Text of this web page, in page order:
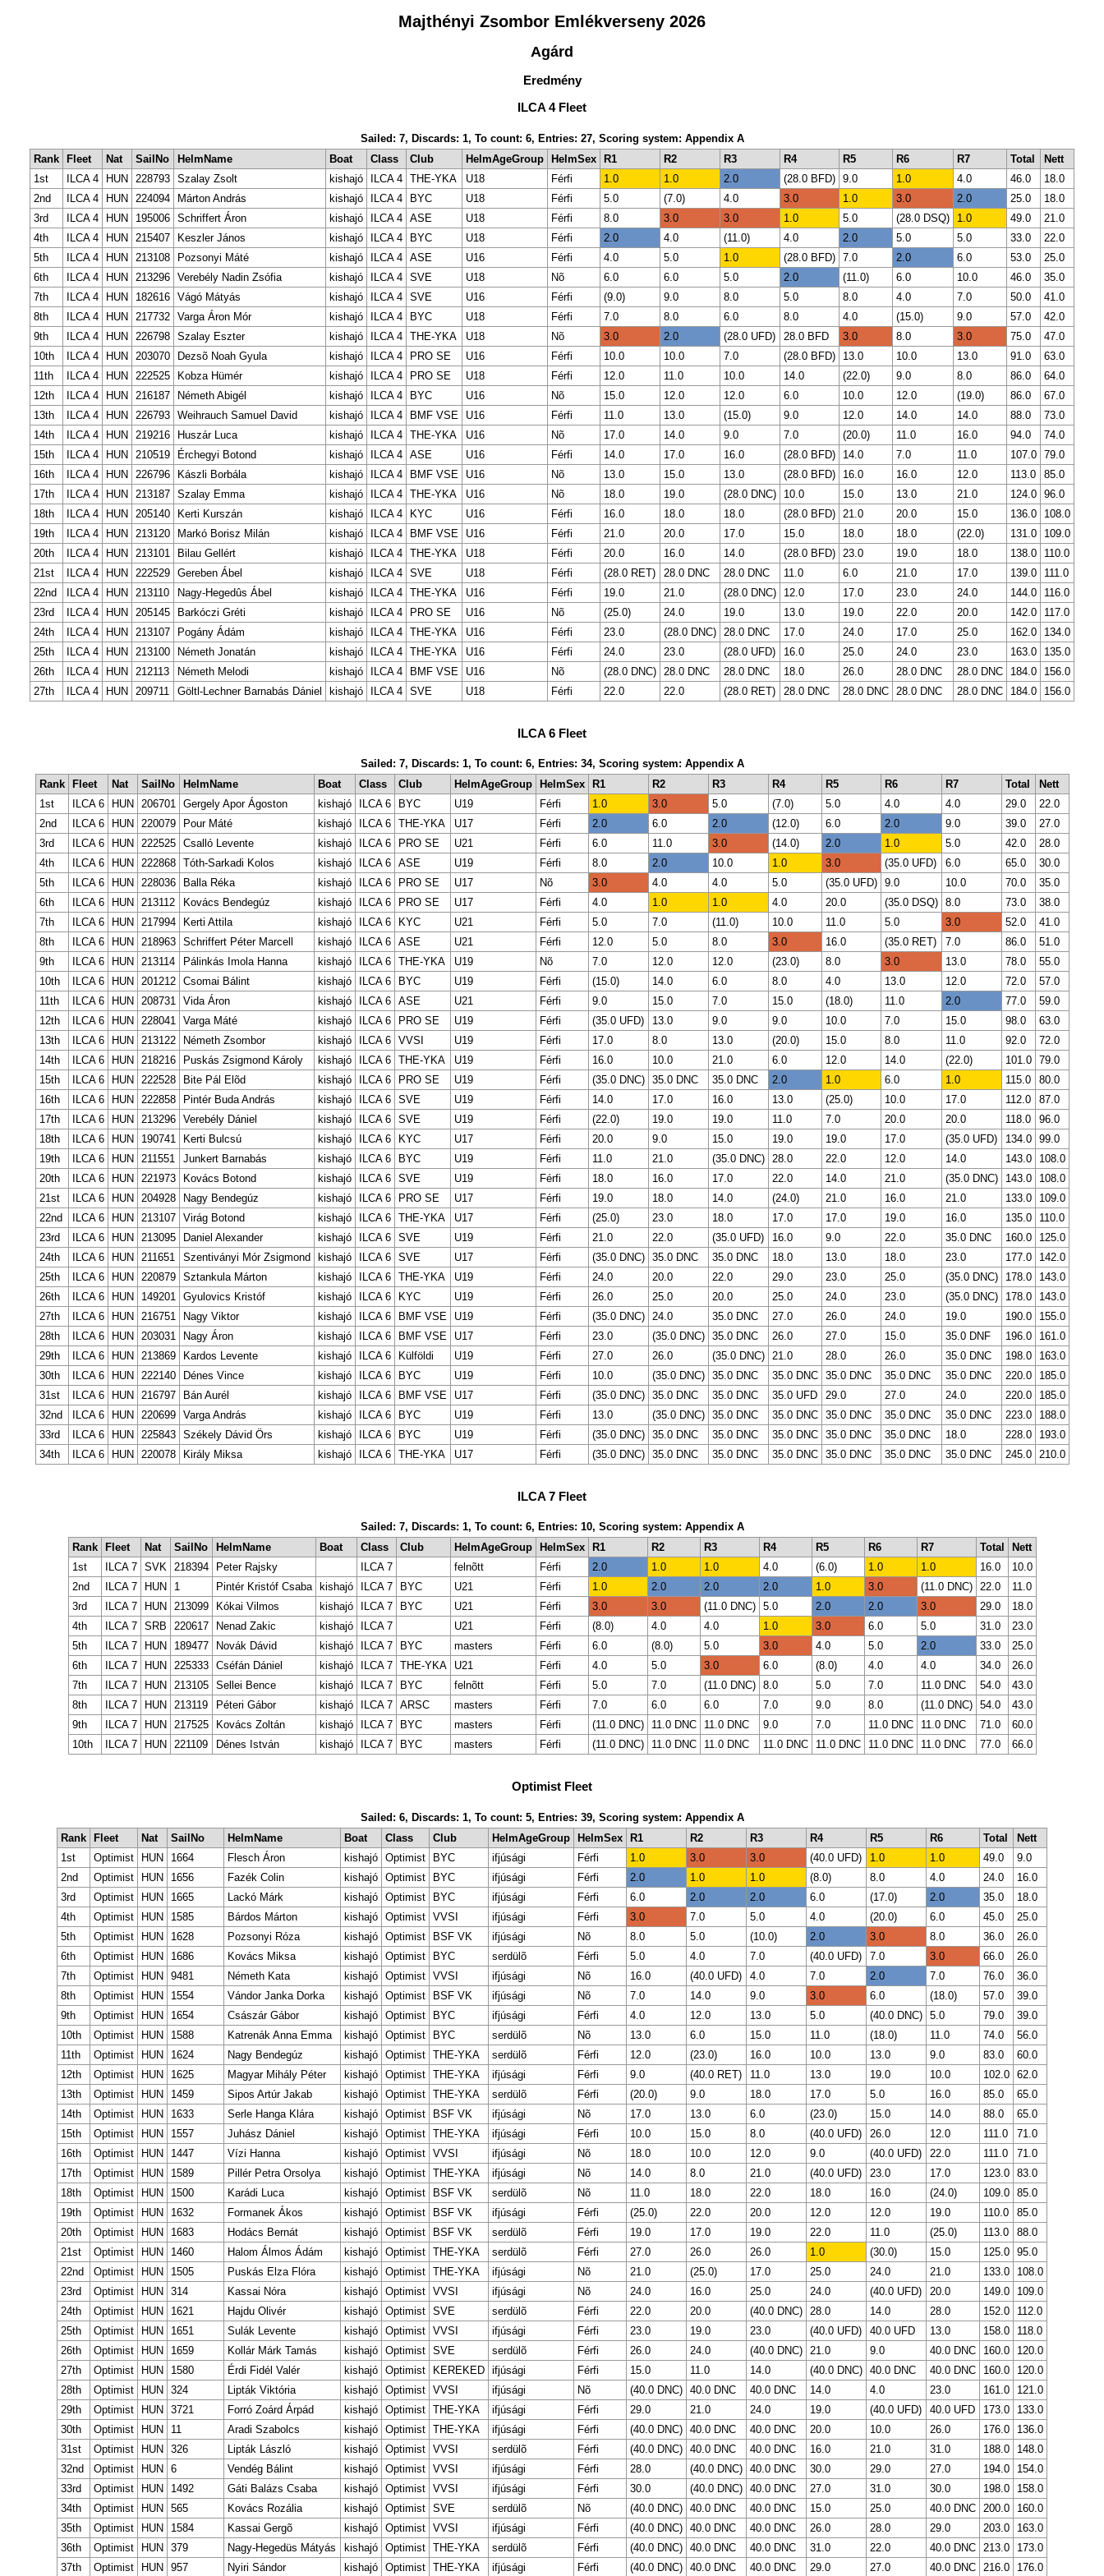
Majthényi Zsombor Emlékverseny 2026
Agárd
Eredmény
ILCA 4 Fleet
Sailed: 7, Discards: 1, To count: 6, Entries: 27, Scoring system: Appendix A
Rank Fleet Nat SailNo HelmName Boat Class Club HelmAgeGroup HelmSex R1 R2 R3 R4 R5 R6 R7 Total
Nett
1st
ILCA 4 HUN 228793 Szalay Zsolt kishajó ILCA 4 THE-YKA U18 Férfi 1.0 1.0 2.0 (28.0 BFD) 9.0 1.0 4.0 46.0
18.0
2nd
ILCA 4 HUN 224094 Márton András kishajó ILCA 4 BYC U18 Férfi 5.0 (7.0) 4.0 3.0 1.0 3.0 2.0 25.0
18.0
3rd
ILCA 4 HUN 195006 Schriffert Áron kishajó ILCA 4 ASE U18 Férfi 8.0 3.0 3.0 1.0 5.0 (28.0 DSQ) 1.0 49.0
21.0
4th
ILCA 4 HUN 215407 Keszler János kishajó ILCA 4 BYC U18 Férfi 2.0 4.0 (11.0) 4.0 2.0 5.0 5.0 33.0
22.0
5th
ILCA 4 HUN 213108 Pozsonyi Máté kishajó ILCA 4 ASE U16 Férfi 4.0 5.0 1.0 (28.0 BFD) 7.0 2.0 6.0 53.0
25.0
6th
ILCA 4 HUN 213296 Verebély Nadin Zsófia kishajó ILCA 4 SVE U18 Nõ 6.0 6.0 5.0 2.0 (11.0) 6.0 10.0 46.0
35.0
7th
ILCA 4 HUN 182616 Vágó Mátyás kishajó ILCA 4 SVE U16 Férfi (9.0) 9.0 8.0 5.0 8.0 4.0 7.0 50.0
41.0
8th
ILCA 4 HUN 217732 Varga Áron Mór kishajó ILCA 4 BYC U18 Férfi 7.0 8.0 6.0 8.0 4.0 (15.0) 9.0 57.0
42.0
9th
ILCA 4 HUN 226798 Szalay Eszter kishajó ILCA 4 THE-YKA U18 Nõ 3.0 2.0 (28.0 UFD) 28.0 BFD 3.0 8.0 3.0 75.0
47.0
10th
ILCA 4 HUN 203070 Dezsõ Noah Gyula kishajó ILCA 4 PRO SE U16 Férfi 10.0 10.0 7.0 (28.0 BFD) 13.0 10.0 13.0 91.0
63.0
11th
ILCA 4 HUN 222525 Kobza Hümér kishajó ILCA 4 PRO SE U18 Férfi 12.0 11.0 10.0 14.0 (22.0) 9.0 8.0 86.0
64.0
12th
ILCA 4 HUN 216187 Németh Abigél kishajó ILCA 4 BYC U16 Nõ 15.0 12.0 12.0 6.0 10.0 12.0 (19.0) 86.0
67.0
13th
ILCA 4 HUN 226793 Weihrauch Samuel David kishajó ILCA 4 BMF VSE U16 Férfi 11.0 13.0 (15.0) 9.0 12.0 14.0 14.0 88.0
73.0
14th
ILCA 4 HUN 219216 Huszár Luca kishajó ILCA 4 THE-YKA U16 Nõ 17.0 14.0 9.0 7.0 (20.0) 11.0 16.0 94.0
74.0
15th
ILCA 4 HUN 210519 Érchegyi Botond kishajó ILCA 4 ASE U16 Férfi 14.0 17.0 16.0 (28.0 BFD) 14.0 7.0 11.0 107.0 79.0
16th
ILCA 4 HUN 226796 Kászli Borbála kishajó ILCA 4 BMF VSE U16 Nõ 13.0 15.0 13.0 (28.0 BFD) 16.0 16.0 12.0 113.0
85.0
17th
ILCA 4 HUN 213187 Szalay Emma kishajó ILCA 4 THE-YKA U16 Nõ 18.0 19.0 (28.0 DNC) 10.0 15.0 13.0 21.0 124.0 96.0
18th
ILCA 4 HUN 205140 Kerti Kurszán kishajó ILCA 4 KYC U16 Férfi 16.0 18.0 18.0 (28.0 BFD) 21.0 20.0 15.0 136.0
108.0
19th
ILCA 4 HUN 213120 Markó Borisz Milán kishajó ILCA 4 BMF VSE U16 Férfi 21.0 20.0 17.0 15.0 18.0 18.0 (22.0) 131.0
109.0
20th
ILCA 4 HUN 213101 Bilau Gellért kishajó ILCA 4 THE-YKA U18 Férfi 20.0 16.0 14.0 (28.0 BFD) 23.0 19.0 18.0 138.0
110.0
21st
ILCA 4 HUN 222529 Gereben Ábel kishajó ILCA 4 SVE U18 Férfi (28.0 RET) 28.0 DNC 28.0 DNC 11.0 6.0 21.0 17.0 139.0
111.0
22nd
ILCA 4 HUN 213110 Nagy-Hegedûs Ábel kishajó ILCA 4 THE-YKA U16 Férfi 19.0 21.0 (28.0 DNC) 12.0 17.0 23.0 24.0 144.0
116.0
23rd
ILCA 4 HUN 205145 Barkóczi Gréti kishajó ILCA 4 PRO SE U16 Nõ (25.0) 24.0 19.0 13.0 19.0 22.0 20.0 142.0
117.0
24th
ILCA 4 HUN 213107 Pogány Ádám kishajó ILCA 4 THE-YKA U16 Férfi 23.0 (28.0 DNC) 28.0 DNC 17.0 24.0 17.0 25.0 162.0
134.0
25th
ILCA 4 HUN 213100 Németh Jonatán kishajó ILCA 4 THE-YKA U16 Férfi 24.0 23.0 (28.0 UFD) 16.0 25.0 24.0 23.0 163.0
135.0
26th
ILCA 4 HUN 212113 Németh Melodi kishajó ILCA 4 BMF VSE U16 Nõ (28.0 DNC) 28.0 DNC 28.0 DNC 18.0 26.0 28.0 DNC 28.0 DNC 184.0
156.0
27th
ILCA 4 HUN 209711 Göltl-Lechner Barnabás Dániel kishajó ILCA 4 SVE U18 Férfi 22.0 22.0 (28.0 RET) 28.0 DNC 28.0 DNC 28.0 DNC 28.0 DNC 184.0 156.0
ILCA 6 Fleet
Sailed: 7, Discards: 1, To count: 6, Entries: 34, Scoring system: Appendix A
Rank
Fleet Nat SailNo HelmName Boat Class Club HelmAgeGroup HelmSex R1 R2 R3 R4 R5 R6 R7 Total
Nett
1st
ILCA 6 HUN 206701 Gergely Apor Ágoston kishajó ILCA 6 BYC U19 Férfi 1.0 3.0 5.0 (7.0) 5.0 4.0 4.0 29.0
22.0
2nd
ILCA 6 HUN 220079 Pour Máté kishajó ILCA 6 THE-YKA U17 Férfi 2.0 6.0 2.0 (12.0) 6.0 2.0 9.0 39.0
27.0
3rd
ILCA 6 HUN 222525 Csalló Levente kishajó ILCA 6 PRO SE U21 Férfi 6.0 11.0 3.0 (14.0) 2.0 1.0 5.0 42.0
28.0
4th
ILCA 6 HUN 222868 Tóth-Sarkadi Kolos kishajó ILCA 6 ASE U19 Férfi 8.0 2.0 10.0 1.0 3.0 (35.0 UFD) 6.0 65.0
30.0
5th
ILCA 6 HUN 228036 Balla Réka kishajó ILCA 6 PRO SE U17 Nõ 3.0 4.0 4.0 5.0 (35.0 UFD) 9.0 10.0 70.0
35.0
6th
ILCA 6 HUN 213112 Kovács Bendegúz kishajó ILCA 6 PRO SE U17 Férfi 4.0 1.0 1.0 4.0 20.0 (35.0 DSQ) 8.0 73.0
38.0
7th
ILCA 6 HUN 217994 Kerti Attila kishajó ILCA 6 KYC U21 Férfi 5.0 7.0 (11.0) 10.0 11.0 5.0 3.0 52.0
41.0
8th
ILCA 6 HUN 218963 Schriffert Péter Marcell kishajó ILCA 6 ASE U21 Férfi 12.0 5.0 8.0 3.0 16.0 (35.0 RET) 7.0 86.0
51.0
9th
ILCA 6 HUN 213114 Pálinkás Imola Hanna kishajó ILCA 6 THE-YKA U19 Nõ 7.0 12.0 12.0 (23.0) 8.0 3.0 13.0 78.0
55.0
10th
ILCA 6 HUN 201212 Csomai Bálint kishajó ILCA 6 BYC U19 Férfi (15.0) 14.0 6.0 8.0 4.0 13.0 12.0 72.0
57.0
11th
ILCA 6 HUN 208731 Vida Áron kishajó ILCA 6 ASE U21 Férfi 9.0 15.0 7.0 15.0 (18.0) 11.0 2.0 77.0
59.0
12th
ILCA 6 HUN 228041 Varga Máté kishajó ILCA 6 PRO SE U19 Férfi (35.0 UFD) 13.0 9.0 9.0 10.0 7.0 15.0 98.0
63.0
13th
ILCA 6 HUN 213122 Németh Zsombor kishajó ILCA 6 VVSI U19 Férfi 17.0 8.0 13.0 (20.0) 15.0 8.0 11.0 92.0
72.0
14th
ILCA 6 HUN 218216 Puskás Zsigmond Károly kishajó ILCA 6 THE-YKA U19 Férfi 16.0 10.0 21.0 6.0 12.0 14.0 (22.0) 101.0
79.0
15th
ILCA 6 HUN 222528 Bite Pál Elõd kishajó ILCA 6 PRO SE U19 Férfi (35.0 DNC) 35.0 DNC 35.0 DNC 2.0 1.0 6.0 1.0 115.0
80.0
16th
ILCA 6 HUN 222858 Pintér Buda András kishajó ILCA 6 SVE U19 Férfi 14.0 17.0 16.0 13.0 (25.0) 10.0 17.0 112.0
87.0
17th
ILCA 6 HUN 213296 Verebély Dániel kishajó ILCA 6 SVE U19 Férfi (22.0) 19.0 19.0 11.0 7.0 20.0 20.0 118.0
96.0
18th
ILCA 6 HUN 190741 Kerti Bulcsú kishajó ILCA 6 KYC U17 Férfi 20.0 9.0 15.0 19.0 19.0 17.0 (35.0 UFD) 134.0
99.0
19th
ILCA 6 HUN 211551 Junkert Barnabás kishajó ILCA 6 BYC U19 Férfi 11.0 21.0 (35.0 DNC) 28.0 22.0 12.0 14.0 143.0
108.0
20th
ILCA 6 HUN 221973 Kovács Botond kishajó ILCA 6 SVE U19 Férfi 18.0 16.0 17.0 22.0 14.0 21.0 (35.0 DNC) 143.0
108.0
21st
ILCA 6 HUN 204928 Nagy Bendegúz kishajó ILCA 6 PRO SE U17 Férfi 19.0 18.0 14.0 (24.0) 21.0 16.0 21.0 133.0
109.0
22nd
ILCA 6 HUN 213107 Virág Botond kishajó ILCA 6 THE-YKA U17 Férfi (25.0) 23.0 18.0 17.0 17.0 19.0 16.0 135.0
110.0
23rd
ILCA 6 HUN 213095 Daniel Alexander kishajó ILCA 6 SVE U19 Férfi 21.0 22.0 (35.0 UFD) 16.0 9.0 22.0 35.0 DNC 160.0
125.0
24th
ILCA 6 HUN 211651 Szentiványi Mór Zsigmond kishajó ILCA 6 SVE U17 Férfi (35.0 DNC) 35.0 DNC 35.0 DNC 18.0 13.0 18.0 23.0 177.0
142.0
25th
ILCA 6 HUN 220879 Sztankula Márton kishajó ILCA 6 THE-YKA U19 Férfi 24.0 20.0 22.0 29.0 23.0 25.0 (35.0 DNC) 178.0
143.0
26th
ILCA 6 HUN 149201 Gyulovics Kristóf kishajó ILCA 6 KYC U19 Férfi 26.0 25.0 20.0 25.0 24.0 23.0 (35.0 DNC) 178.0
143.0
27th
ILCA 6 HUN 216751 Nagy Viktor kishajó ILCA 6 BMF VSE U19 Férfi (35.0 DNC) 24.0 35.0 DNC 27.0 26.0 24.0 19.0 190.0
155.0
28th
ILCA 6 HUN 203031 Nagy Áron kishajó ILCA 6 BMF VSE U17 Férfi 23.0 (35.0 DNC) 35.0 DNC 26.0 27.0 15.0 35.0 DNF 196.0
161.0
29th
ILCA 6 HUN 213869 Kardos Levente kishajó ILCA 6 Külföldi U19 Férfi 27.0 26.0 (35.0 DNC) 21.0 28.0 26.0 35.0 DNC 198.0
163.0
30th
ILCA 6 HUN 222140 Dénes Vince kishajó ILCA 6 BYC U19 Férfi 10.0 (35.0 DNC) 35.0 DNC 35.0 DNC 35.0 DNC 35.0 DNC 35.0 DNC 220.0
185.0
31st
ILCA 6 HUN 216797 Bán Aurél kishajó ILCA 6 BMF VSE U17 Férfi (35.0 DNC) 35.0 DNC 35.0 DNC 35.0 UFD 29.0 27.0 24.0 220.0
185.0
32nd
ILCA 6 HUN 220699 Varga András kishajó ILCA 6 BYC U19 Férfi 13.0 (35.0 DNC) 35.0 DNC 35.0 DNC 35.0 DNC 35.0 DNC 35.0 DNC 223.0
188.0
33rd
ILCA 6 HUN 225843 Székely Dávid Örs kishajó ILCA 6 BYC U19 Férfi (35.0 DNC) 35.0 DNC 35.0 DNC 35.0 DNC 35.0 DNC 35.0 DNC 18.0 228.0
193.0
34th
ILCA 6 HUN 220078 Király Miksa kishajó ILCA 6 THE-YKA U17 Férfi (35.0 DNC) 35.0 DNC 35.0 DNC 35.0 DNC 35.0 DNC 35.0 DNC 35.0 DNC 245.0 210.0
ILCA 7 Fleet
Sailed: 7, Discards: 1, To count: 6, Entries: 10, Scoring system: Appendix A
Rank
Fleet Nat SailNo HelmName Boat Class Club HelmAgeGroup HelmSex R1 R2 R3 R4 R5 R6 R7 Total
Nett
1st
ILCA 7 SVK 218394 Peter Rajsky ILCA 7 felnõtt Férfi 2.0 1.0 1.0 4.0 (6.0) 1.0 1.0 16.0
10.0
2nd
ILCA 7 HUN 1 Pintér Kristóf Csaba kishajó ILCA 7 BYC U21 Férfi 1.0 2.0 2.0 2.0 1.0 3.0 (11.0 DNC) 22.0
11.0
3rd
ILCA 7 HUN 213099 Kókai Vilmos kishajó ILCA 7 BYC U21 Férfi 3.0 3.0 (11.0 DNC) 5.0 2.0 2.0 3.0 29.0
18.0
4th
ILCA 7 SRB 220617 Nenad Zakic kishajó ILCA 7 U21 Férfi (8.0) 4.0 4.0 1.0 3.0 6.0 5.0 31.0
23.0
5th
ILCA 7 HUN 189477 Novák Dávid kishajó ILCA 7 BYC masters Férfi 6.0 (8.0) 5.0 3.0 4.0 5.0 2.0 33.0
25.0
6th
ILCA 7 HUN 225333 Cséfán Dániel kishajó ILCA 7 THE-YKA U21 Férfi 4.0 5.0 3.0 6.0 (8.0) 4.0 4.0 34.0
26.0
7th
ILCA 7 HUN 213105 Sellei Bence kishajó ILCA 7 BYC felnõtt Férfi 5.0 7.0 (11.0 DNC) 8.0 5.0 7.0 11.0 DNC 54.0
43.0
8th
ILCA 7 HUN 213119 Péteri Gábor kishajó ILCA 7 ARSC masters Férfi 7.0 6.0 6.0 7.0 9.0 8.0 (11.0 DNC) 54.0
43.0
9th
ILCA 7 HUN 217525 Kovács Zoltán kishajó ILCA 7 BYC masters Férfi (11.0 DNC) 11.0 DNC 11.0 DNC 9.0 7.0 11.0 DNC 11.0 DNC 71.0
60.0
10th
ILCA 7 HUN 221109 Dénes István kishajó ILCA 7 BYC masters Férfi (11.0 DNC) 11.0 DNC 11.0 DNC 11.0 DNC 11.0 DNC 11.0 DNC 11.0 DNC 77.0 66.0
Optimist Fleet
Sailed: 6, Discards: 1, To count: 5, Entries: 39, Scoring system: Appendix A
Rank Fleet Nat SailNo HelmName Boat Class Club HelmAgeGroup HelmSex R1 R2 R3 R4 R5 R6 Total
Nett
1st
Optimist HUN 1664 Flesch Áron kishajó Optimist BYC ifjúsági Férfi 1.0 3.0 3.0 (40.0 UFD) 1.0 1.0 49.0
9.0
2nd
Optimist HUN 1656 Fazék Colin kishajó Optimist BYC ifjúsági Férfi 2.0 1.0 1.0 (8.0) 8.0 4.0 24.0
16.0
3rd
Optimist HUN 1665 Lackó Márk kishajó Optimist BYC ifjúsági Férfi 6.0 2.0 2.0 6.0 (17.0) 2.0 35.0
18.0
4th
Optimist HUN 1585 Bárdos Márton kishajó Optimist VVSI ifjúsági Férfi 3.0 7.0 5.0 4.0 (20.0) 6.0 45.0
25.0
5th
Optimist HUN 1628 Pozsonyi Róza kishajó Optimist BSF VK ifjúsági Nõ 8.0 5.0 (10.0) 2.0 3.0 8.0 36.0
26.0
6th
Optimist HUN 1686 Kovács Miksa kishajó Optimist BYC serdülõ Férfi 5.0 4.0 7.0 (40.0 UFD) 7.0 3.0 66.0
26.0
7th
Optimist HUN 9481 Németh Kata kishajó Optimist VVSI ifjúsági Nõ 16.0 (40.0 UFD) 4.0 7.0 2.0 7.0 76.0
36.0
8th
Optimist HUN 1554 Vándor Janka Dorka kishajó Optimist BSF VK ifjúsági Nõ 7.0 14.0 9.0 3.0 6.0 (18.0) 57.0
39.0
9th
Optimist HUN 1654 Császár Gábor kishajó Optimist BYC ifjúsági Férfi 4.0 12.0 13.0 5.0 (40.0 DNC) 5.0 79.0
39.0
10th
Optimist HUN 1588 Katrenák Anna Emma kishajó Optimist BYC serdülõ Nõ 13.0 6.0 15.0 11.0 (18.0) 11.0 74.0
56.0
11th
Optimist HUN 1624 Nagy Bendegúz kishajó Optimist THE-YKA serdülõ Férfi 12.0 (23.0) 16.0 10.0 13.0 9.0 83.0
60.0
12th
Optimist HUN 1625 Magyar Mihály Péter kishajó Optimist THE-YKA ifjúsági Férfi 9.0 (40.0 RET) 11.0 13.0 19.0 10.0 102.0 62.0
13th
Optimist HUN 1459 Sipos Artúr Jakab kishajó Optimist THE-YKA serdülõ Férfi (20.0) 9.0 18.0 17.0 5.0 16.0 85.0
65.0
14th
Optimist HUN 1633 Serle Hanga Klára kishajó Optimist BSF VK ifjúsági Nõ 17.0 13.0 6.0 (23.0) 15.0 14.0 88.0
65.0
15th
Optimist HUN 1557 Juhász Dániel kishajó Optimist THE-YKA ifjúsági Férfi 10.0 15.0 8.0 (40.0 UFD) 26.0 12.0 111.0
71.0
16th
Optimist HUN 1447 Vízi Hanna kishajó Optimist VVSI ifjúsági Nõ 18.0 10.0 12.0 9.0 (40.0 UFD) 22.0 111.0
71.0
17th
Optimist HUN 1589 Pillér Petra Orsolya kishajó Optimist THE-YKA ifjúsági Nõ 14.0 8.0 21.0 (40.0 UFD) 23.0 17.0 123.0 83.0
18th
Optimist HUN 1500 Karádi Luca kishajó Optimist BSF VK serdülõ Nõ 11.0 18.0 22.0 18.0 16.0 (24.0) 109.0 85.0
19th
Optimist HUN 1632 Formanek Ákos kishajó Optimist BSF VK ifjúsági Férfi (25.0) 22.0 20.0 12.0 12.0 19.0 110.0
85.0
20th
Optimist HUN 1683 Hodács Bernát kishajó Optimist BSF VK serdülõ Férfi 19.0 17.0 19.0 22.0 11.0 (25.0) 113.0
88.0
21st
Optimist HUN 1460 Halom Álmos Ádám kishajó Optimist THE-YKA serdülõ Férfi 27.0 26.0 26.0 1.0 (30.0) 15.0 125.0 95.0
22nd
Optimist HUN 1505 Puskás Elza Flóra kishajó Optimist THE-YKA ifjúsági Nõ 21.0 (25.0) 17.0 25.0 24.0 21.0 133.0
108.0
23rd
Optimist HUN 314 Kassai Nóra kishajó Optimist VVSI ifjúsági Nõ 24.0 16.0 25.0 24.0 (40.0 UFD) 20.0 149.0
109.0
24th
Optimist HUN 1621 Hajdu Olivér kishajó Optimist SVE serdülõ Férfi 22.0 20.0 (40.0 DNC) 28.0 14.0 28.0 152.0
112.0
25th
Optimist HUN 1651 Sulák Levente kishajó Optimist VVSI ifjúsági Férfi 23.0 19.0 23.0 (40.0 UFD) 40.0 UFD 13.0 158.0
118.0
26th
Optimist HUN 1659 Kollár Márk Tamás kishajó Optimist SVE serdülõ Férfi 26.0 24.0 (40.0 DNC) 21.0 9.0 40.0 DNC 160.0
120.0
27th
Optimist HUN 1580 Érdi Fidél Valér kishajó Optimist KEREKED ifjúsági Férfi 15.0 11.0 14.0 (40.0 DNC) 40.0 DNC 40.0 DNC 160.0
120.0
28th
Optimist HUN 324 Lipták Viktória kishajó Optimist VVSI ifjúsági Nõ (40.0 DNC) 40.0 DNC 40.0 DNC 14.0 4.0 23.0 161.0
121.0
29th
Optimist HUN 3721 Forró Zoárd Árpád kishajó Optimist THE-YKA ifjúsági Férfi 29.0 21.0 24.0 19.0 (40.0 UFD) 40.0 UFD 173.0
133.0
30th
Optimist HUN 11 Aradi Szabolcs kishajó Optimist THE-YKA ifjúsági Férfi (40.0 DNC) 40.0 DNC 40.0 DNC 20.0 10.0 26.0 176.0
136.0
31st
Optimist HUN 326 Lipták László kishajó Optimist VVSI serdülõ Férfi (40.0 DNC) 40.0 DNC 40.0 DNC 16.0 21.0 31.0 188.0
148.0
32nd
Optimist HUN 6 Vendég Bálint kishajó Optimist VVSI ifjúsági Férfi 28.0 (40.0 DNC) 40.0 DNC 30.0 29.0 27.0 194.0
154.0
33rd
Optimist HUN 1492 Gáti Balázs Csaba kishajó Optimist VVSI ifjúsági Férfi 30.0 (40.0 DNC) 40.0 DNC 27.0 31.0 30.0 198.0
158.0
34th
Optimist HUN 565 Kovács Rozália kishajó Optimist SVE serdülõ Nõ (40.0 DNC) 40.0 DNC 40.0 DNC 15.0 25.0 40.0 DNC 200.0
160.0
35th
Optimist HUN 1584 Kassai Gergõ kishajó Optimist VVSI ifjúsági Férfi (40.0 DNC) 40.0 DNC 40.0 DNC 26.0 28.0 29.0 203.0
163.0
36th
Optimist HUN 379 Nagy-Hegedüs Mátyás kishajó Optimist THE-YKA serdülõ Férfi (40.0 DNC) 40.0 DNC 40.0 DNC 31.0 22.0 40.0 DNC 213.0
173.0
37th
Optimist HUN 957 Nyiri Sándor kishajó Optimist THE-YKA ifjúsági Férfi (40.0 DNC) 40.0 DNC 40.0 DNC 29.0 27.0 40.0 DNC 216.0 176.0